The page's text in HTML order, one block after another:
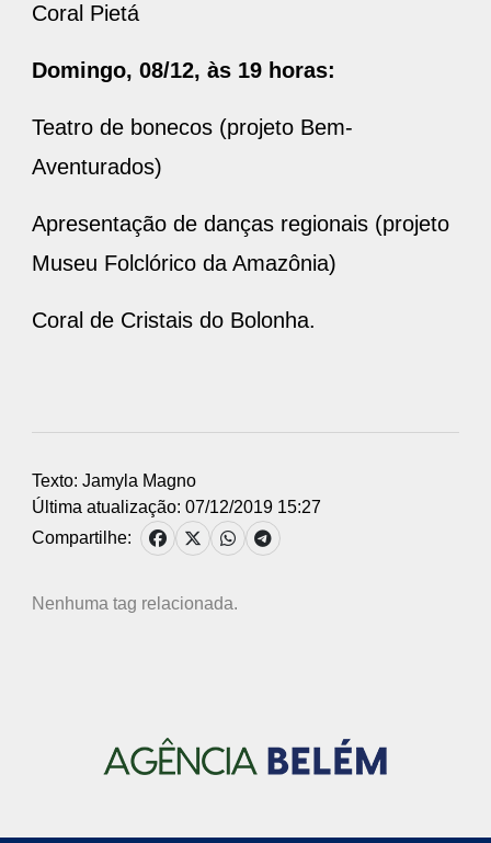
Coral Pietá
Domingo, 08/12, às 19 horas:
Teatro de bonecos (projeto Bem-
Aventurados)
Apresentação de danças regionais (projeto
Museu Folclórico da Amazônia)
Coral de Cristais do Bolonha.
Texto: Jamyla Magno
Última atualização: 07/12/2019 15:27
Compartilhe:
Nenhuma tag relacionada.